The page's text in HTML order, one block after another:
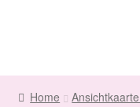
navigatie
inhoud
Home
Home